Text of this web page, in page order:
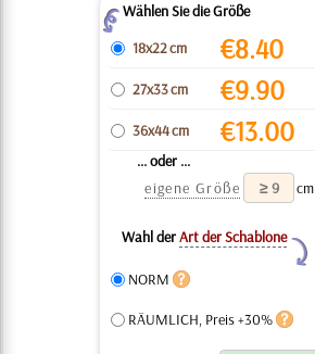
ZWählen Sie die Größe
18x22 cm
€8.40
27x33 cm €9.90
36x44 cm €13.00
... oder ...
eigene Größe
cm
Wahl derArt der Schablone
Y
NORM
RÄUMLICH, Preis +30%